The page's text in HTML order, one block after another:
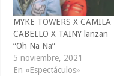
MYKE TOWERS X CAMILA
CABELLO X TAINY lanzan
“Oh Na Na”
5 noviembre, 2021
En «Espectáculos»